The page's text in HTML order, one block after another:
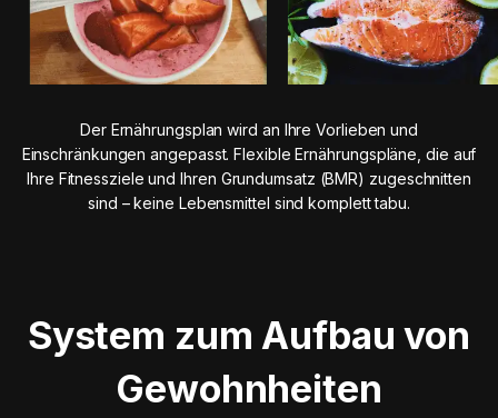
Der Ernährungsplan wird an Ihre Vorlieben und
Einschränkungen angepasst. Flexible Ernährungspläne, die auf
Ihre Fitnessziele und Ihren Grundumsatz (BMR) zugeschnitten
sind – keine Lebensmittel sind komplett tabu.
System zum Aufbau von
Gewohnheiten